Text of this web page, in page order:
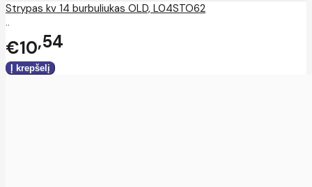
Strypas kv 14 burbuliukas OLD, L04STO62
..
€10 54